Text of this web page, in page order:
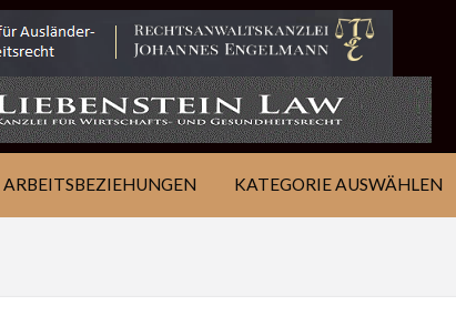
JOB
FINDEN
ÜBER
WSJ
KONTAKT
ARBEITSBEZIEHUNGEN KATEGORIE AUSWÄHLEN